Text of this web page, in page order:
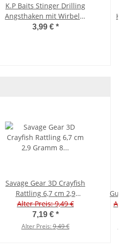
K.P Baits Stinger Drilling
Angsthaken mit Wirbel 2
Stück 6 cm - 12 kg -
3,99 € *
Savage Gear 3D Crayfish
Rattling 6,7 cm 2,9
Gramm 8 Stück
Alter Preis: 9,49 €
7,19 € *
Alter Preis:9,49 €